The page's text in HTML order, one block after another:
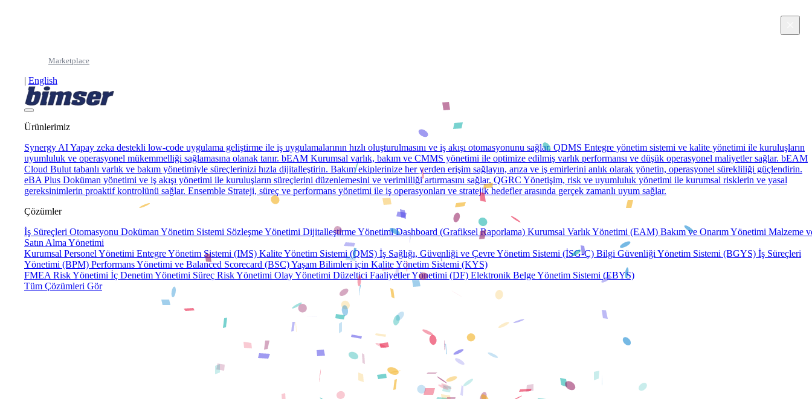
Marketplace
| English
Ürünlerimiz
Synergy AIYapay zeka destekli low-code uygulama geliştirme ile iş uygulamalarının hızlı oluşturulmasını ve iş akışı otomasyonunu sağlar. QDMS Entegre yönetim sistemi ve kalite yönetimi ile kuruluşların
uyumluluk ve operasyonel mükemmelliği sağlamasına olanak tanır. bEAM Kurumsal varlık, bakım ve CMMS yönetimi ile optimize edilmiş varlık performansı ve düşük operasyonel maliyetler sağlar. bEAM
Cloud Bulut tabanlı varlık ve bakım yönetimiyle süreçlerinizi hızla dijitalleştirin. Bakım ekiplerinize her yerden erişim sağlayın, arıza ve iş emirlerini anlık olarak yönetin, operasyonel sürekliliği güçlendirin.
eBA Plus Doküman yönetimi ve iş akışı yönetimi ile kuruluşların süreçlerini düzenlemesini ve verimliliği artırmasını sağlar. QGRC Yönetişim, risk ve uyumluluk yönetimi ile kurumsal risklerin ve yasal
gereksinimlerin proaktif kontrolünü sağlar. Ensemble Strateji, süreç ve performans yönetimi ile iş operasyonları ve stratejik hedefler arasında gerçek zamanlı uyum sağlar.
Çözümler
İş Süreçleri Otomasyonu Doküman Yönetim Sistemi Sözleşme Yönetimi Dijitalleştirme Yönetimi Dashboard (Grafiksel Raporlama) Kurumsal Varlık Yönetimi (EAM) Bakım ve Onarım Yönetimi Malzeme
Satın Alma Yönetimi
Kurumsal Personel Yönetimi Entegre Yönetim Sistemi (IMS) Kalite Yönetim Sistemi (QMS) İş Sağlığı, Güvenliği ve Çevre Yönetim Sistemi (İSG-Ç) Bilgi Güvenliği Yönetim Sistemi (BGYS) İş Süreçleri
Yönetimi (BPM) Performans Yönetimi ve Balanced Scorecard (BSC)Yaşam Bilimleri için Kalite Yönetim Sistemi (KYS)
FMEA Risk Yönetimi İç Denetim Yönetimi Süreç Risk Yönetimi Olay Yönetimi Düzeltici Faaliyetler Yönetimi (DF) Elektronik Belge Yönetim Sistemi (EBYS)
Tüm Çözümleri Gör